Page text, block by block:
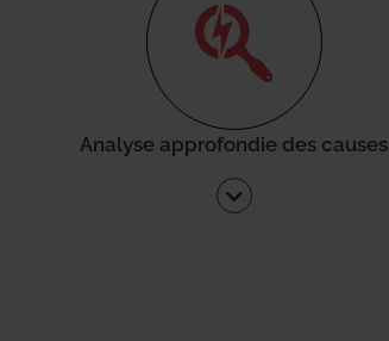
Analyse approfondie des causes